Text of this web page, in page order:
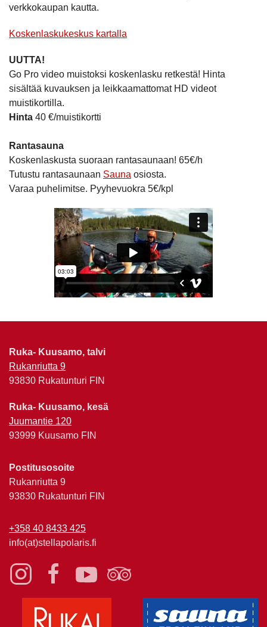
verkkokaupan kautta.
Koskenlaskukeskus kartalla
UUTTA!
Go Pro video muistoksi koskenlasku retkestä! Hinta
sisältää kuvauksen ja leikkaamattomat HD videot
muistikortilla.
Hinta 40 €/muistikortti
Rantasauna
Koskenlaskusta suoraan rantasaunaan! 65€/h
Tutustu rantasaunaan Sauna osiosta.
Varaa puhelimitse. Pyyhevuokra 5€/kpl
Ruka- Kuusamo, talvi
Rukanriutta 9
93830 Rukatunturi FIN
Ruka- Kuusamo, kesä
Juumantie 120
93999 Kuusamo FIN
Postitusosoite
Rukanriutta 9
93830 Rukatunturi FIN
+358 40 8433 425
info(at)stellapolaris.fi